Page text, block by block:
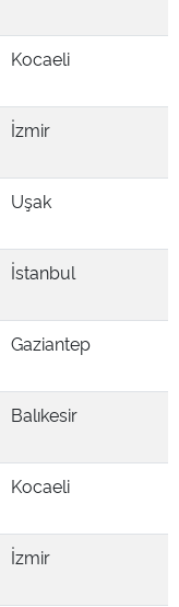
Kocaeli
İzmir
Uşak
İstanbul
Gaziantep
Balıkesir
Kocaeli
İzmir